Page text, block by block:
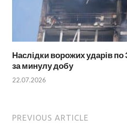
Наслідки ворожих ударів по
за минулу добу
22.07.2026
PREVIOUS ARTICLE